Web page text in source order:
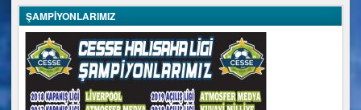
ŞAMPİYONLARIMIZ